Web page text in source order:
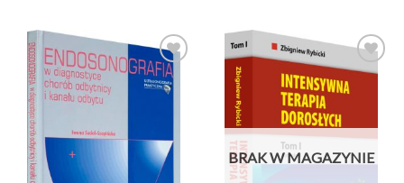
BRAK W MAGAZYNIE